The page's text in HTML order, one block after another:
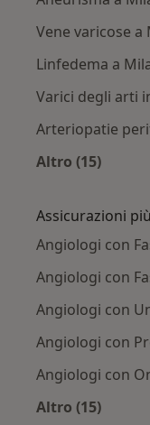
Vene varicose a
Linfedema a
Varici degli arti
Arteriopatie
Altro (15)
Assicurazioni
Angiologi con
Angiologi con
Angiologi con
Angiologi con
Angiologi con
Altro (15)